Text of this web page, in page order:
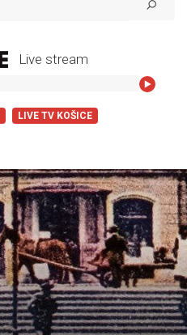
Live stream
LIVE TV KOŠICE